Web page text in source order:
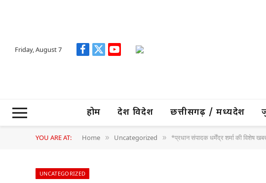
Friday, August 7 Facebook
X
YouTube
होम देश विदेश छत्तीसगढ़ / मध्यप्रदेश
YOU ARE AT: Home » Uncategorized » *प्रधान संपादक धर्मेंद्र शर्मा की विशेष
UNCATEGORIZED